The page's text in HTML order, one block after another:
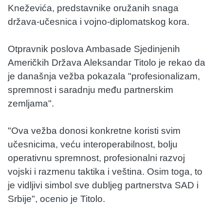
Kneževića, predstavnike oružanih snaga
država-učesnica i vojno-diplomatskog kora.
Otpravnik poslova Ambasade Sjedinjenih
Američkih Država Aleksandar Titolo je rekao da
je današnja vežba pokazala "profesionalizam,
spremnost i saradnju među partnerskim
zemljama".
"Ova vežba donosi konkretne koristi svim
učesnicima, veću interoperabilnost, bolju
operativnu spremnost, profesionalni razvoj
vojski i razmenu taktika i veština. Osim toga, to
je vidljivi simbol sve dubljeg partnerstva SAD i
Srbije", ocenio je Titolo.